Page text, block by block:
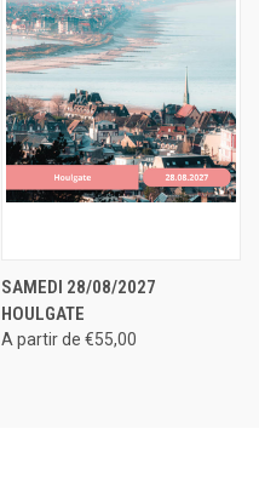
SAMEDI 28/08/2027
HOULGATE
A partir de €55,00